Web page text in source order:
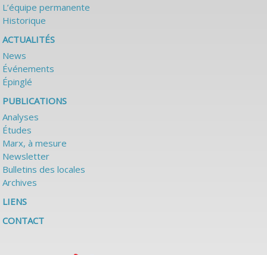
L’équipe permanente
Historique
ACTUALITÉS
News
Événements
Épinglé
PUBLICATIONS
Analyses
Études
Marx, à mesure
Newsletter
Bulletins des locales
Archives
LIENS
CONTACT